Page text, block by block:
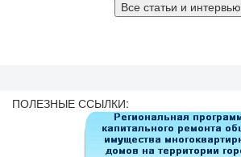
Все статьи и интервью
ПОЛЕЗНЫЕ ССЫЛКИ: